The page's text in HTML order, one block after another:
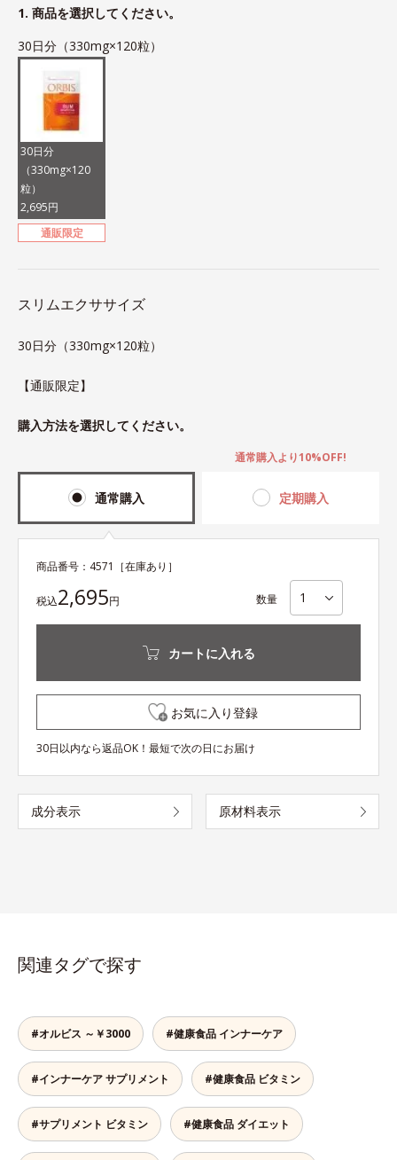
1. 商品を選択してください。
30日分（330mg×120粒）
30日分
（330mg×120
粒）
2,695円
通販限定
スリムエクササイズ
30日分（330mg×120粒）
【通販限定】
購入方法を選択してください。
通常購入 定期購入
通常購入より10%OFF!
商品番号： 4571 ［在庫あり］
税込2,695円 数量
カートに入れる
お気に入り登録
30日以内なら返品OK！最短で次の日にお届け
成分表示 原材料表示
関連タグで探す
#オルビス ～￥3000 #健康食品 インナーケア
#インナーケア サプリメント #健康食品 ビタミン
#サプリメント ビタミン #健康食品 ダイエット